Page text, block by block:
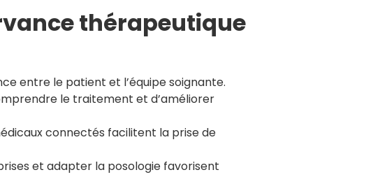
thérapeutique
entre le patient et l’équipe soignante.
le traitement et d’améliorer
connectés facilitent la prise de
et adapter la posologie favorisent